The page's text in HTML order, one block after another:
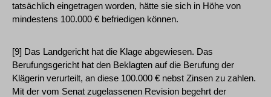
tatsächlich eingetragen worden, hätte sie sich in Höhe von
mindestens 100.000 € befriedigen können.
[9] Das Landgericht hat die Klage abgewiesen. Das
Berufungsgericht hat den Beklagten auf die Berufung der
Klägerin verurteilt, an diese 100.000 € nebst Zinsen zu zahlen.
Mit der vom Senat zugelassenen Revision begehrt der